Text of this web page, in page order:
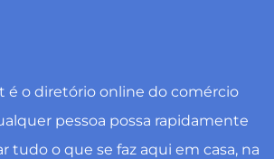
é o diretório online do comércio
pessoa possa rapidamente
tudo o que se faz aqui em casa, na